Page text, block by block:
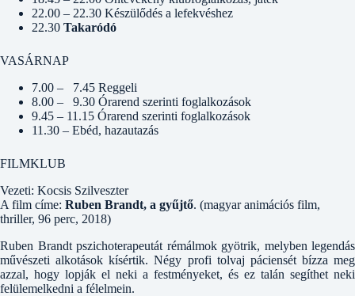
22.00 – 22.30 Készülődés a lefekvéshez
22.30 Takaródó
VASÁRNAP
7.00 – 7.45 Reggeli
8.00 – 9.30 Órarend szerinti foglalkozások
9.45 – 11.15 Órarend szerinti foglalkozások
11.30 – Ebéd, hazautazás
FILMKLUB
Vezeti: Kocsis Szilveszter
A film címe: Ruben Brandt, a gyűjtő. (magyar animációs film,
thriller, 96 perc, 2018)
Ruben Brandt pszichoterapeutát rémálmok gyötrik, melyben legendás
művészeti alkotások kísértik. Négy profi tolvaj páciensét bízza meg
azzal, hogy lopják el neki a festményeket, és ez talán segíthet neki
felülemelkedni a félelmein.